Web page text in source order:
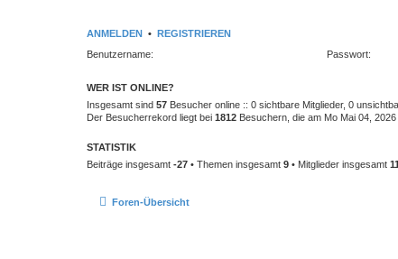
ANMELDEN • REGISTRIEREN
Benutzername:
Passwort:
WER IST ONLINE?
Insgesamt sind 57 Besucher online :: 0 sichtbare Mitglieder, 0
Der Besucherrekord liegt bei 1812 Besuchern, die am Mo Mai 04,
STATISTIK
Beiträge insgesamt -27 • Themen insgesamt 9 • Mitglieder insgesamt
Foren-Übersicht